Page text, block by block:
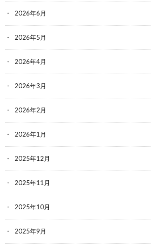
2026年6月
2026年5月
2026年4月
2026年3月
2026年2月
2026年1月
2025年12月
2025年11月
2025年10月
2025年9月